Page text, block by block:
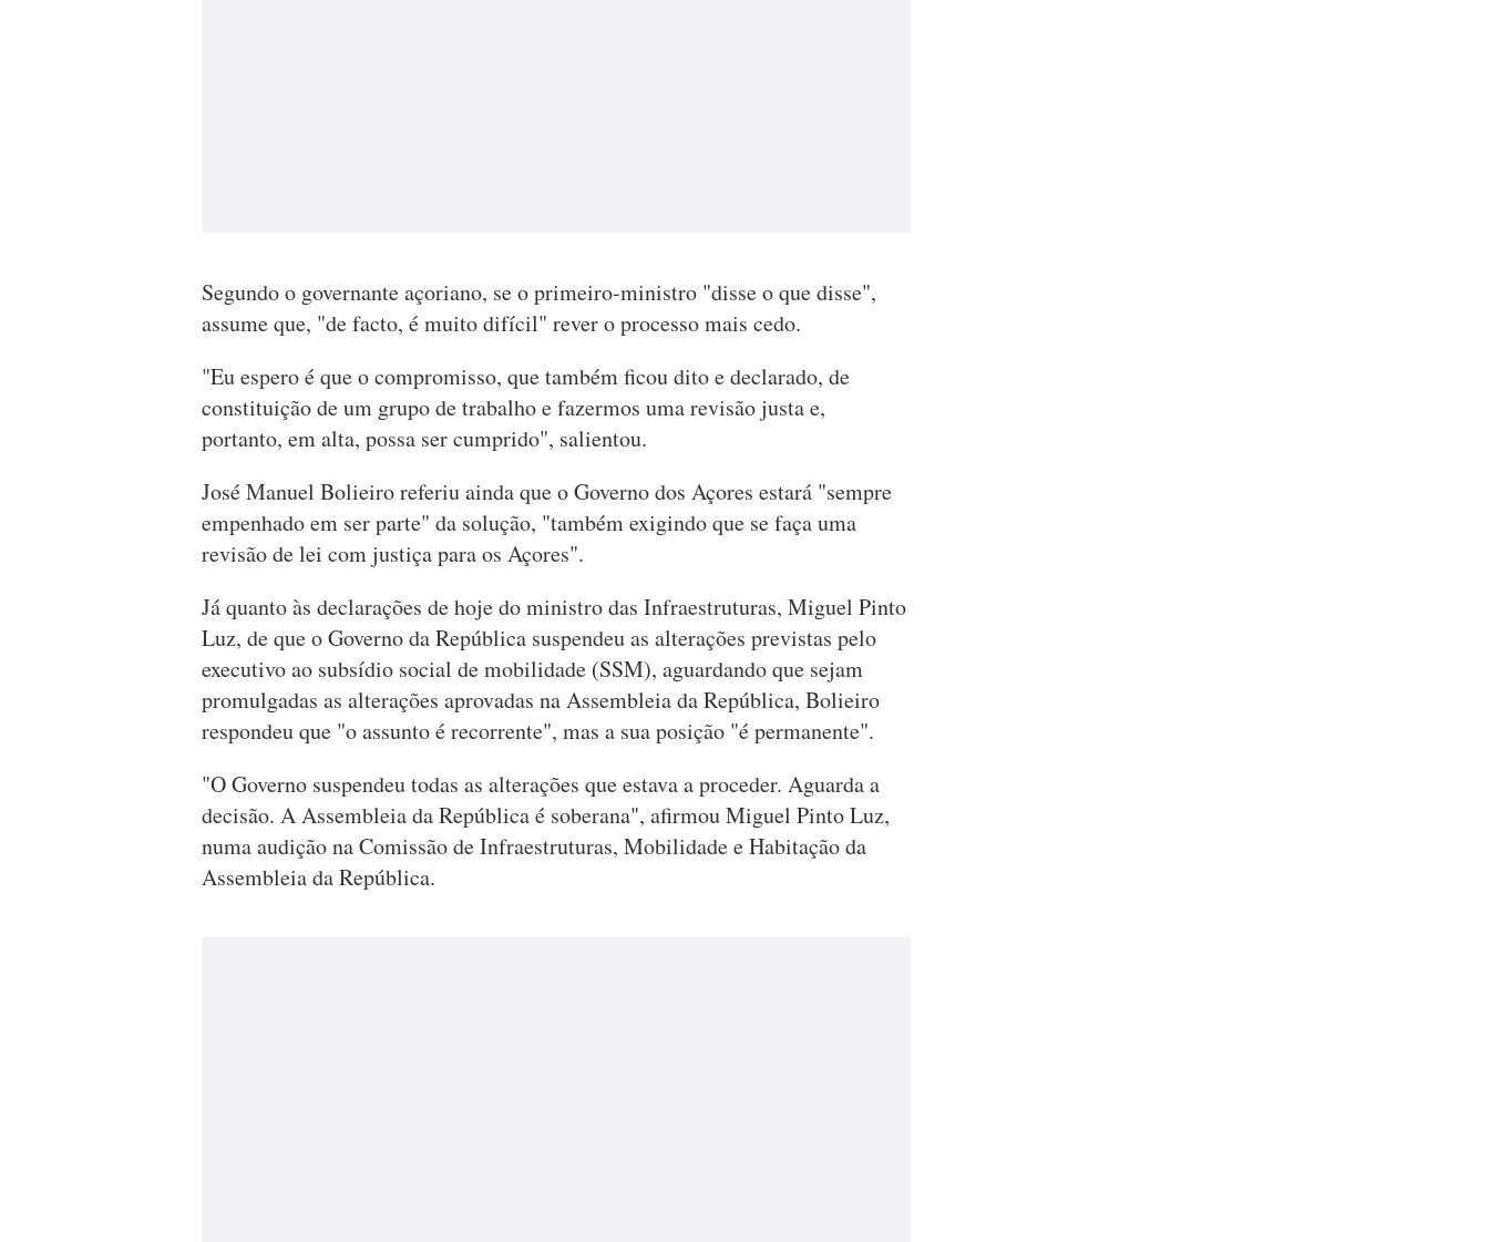
Segundo o governante açoriano, se o primeiro-ministro "disse o que disse",
assume que, "de facto, é muito difícil" rever o processo mais cedo.
"Eu espero é que o compromisso, que também ficou dito e declarado, de
constituição de um grupo de trabalho e fazermos uma revisão justa e,
portanto, em alta, possa ser cumprido", salientou.
José Manuel Bolieiro referiu ainda que o Governo dos Açores estará "sempre
empenhado em ser parte" da solução, "também exigindo que se faça uma
revisão de lei com justiça para os Açores".
Já quanto às declarações de hoje do ministro das Infraestruturas, Miguel Pinto
Luz, de que o Governo da República suspendeu as alterações previstas pelo
executivo ao subsídio social de mobilidade (SSM), aguardando que sejam
promulgadas as alterações aprovadas na Assembleia da República, Bolieiro
respondeu que "o assunto é recorrente", mas a sua posição "é permanente".
"O Governo suspendeu todas as alterações que estava a proceder. Aguarda a
decisão. A Assembleia da República é soberana", afirmou Miguel Pinto Luz,
numa audição na Comissão de Infraestruturas, Mobilidade e Habitação da
Assembleia da República.